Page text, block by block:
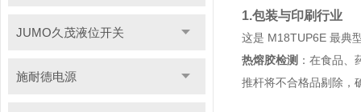
JUMO久茂液位开关
施耐德电源
1.包装与印刷行业
这是 M18TUP6E 最典
热熔胶检测 ：在食品
推杆将不合格品剔除，